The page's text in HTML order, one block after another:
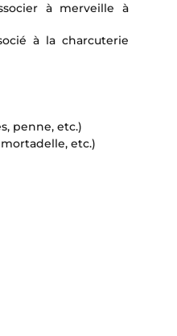
à merveille à
à la charcuterie
penne, etc.)
etc.)